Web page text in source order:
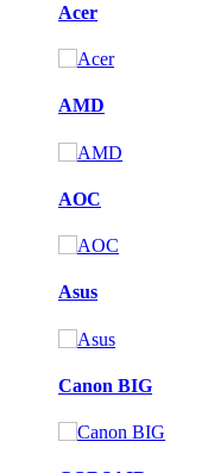
Acer
AMD
AOC
Asus
Canon BIG